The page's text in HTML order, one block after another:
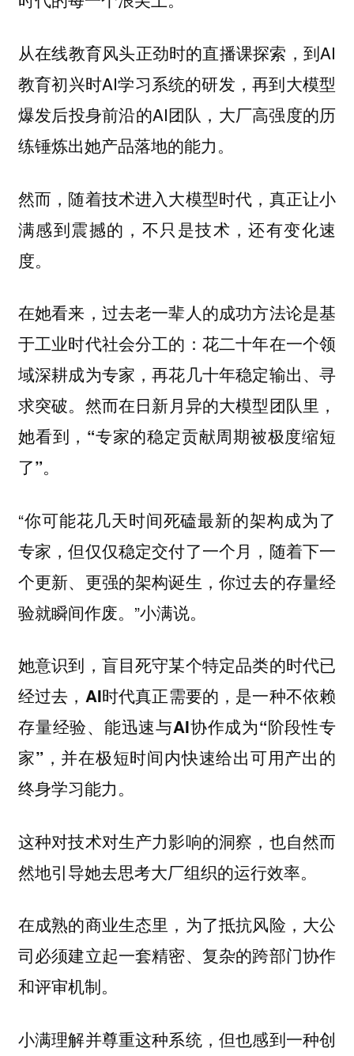
从在线教育风头正劲时的直播课探索，到AI
教育初兴时AI学习系统的研发，再到大模型
爆发后投身前沿的AI团队，大厂高强度的历
练锤炼出她产品落地的能力。
然而，随着技术进入大模型时代，真正让小
满感到震撼的，不只是技术，还有变化速
度。
在她看来，过去老一辈人的成功方法论是基
于工业时代社会分工的：花二十年在一个领
域深耕成为专家，再花几十年稳定输出、寻
求突破。 然而在日新月异的大模型团队里，
她看到，“专家的稳定贡献周期被极度缩短
了”。
“你可能花几天时间死磕最新的架构成为了
专家，但仅仅稳定交付了一个月， 随着下一
个更新、更强的架构诞生，你过去的存量经
验就瞬间作废。 ”小满说。
她意识到，盲目死守某个特定品类的时代已
经过去， AI时代真正需要的，是一种不依赖
存量经验、能迅速与AI协作成为“阶段性专
家”，并在极短时间内快速给出可用产出的
终身学习能力。
这种对技术对生产力影响的洞察，也自然而
然地引导她去思考大厂组织的运行效率。
在成熟的商业生态里，为了抵抗风险，大公
司必须建立起一套精密、复杂的跨部门协作
和评审机制。
小满理解并尊重这种系统，但也感到一种创